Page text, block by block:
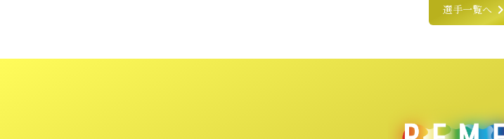
選手一覧へ chevron_right